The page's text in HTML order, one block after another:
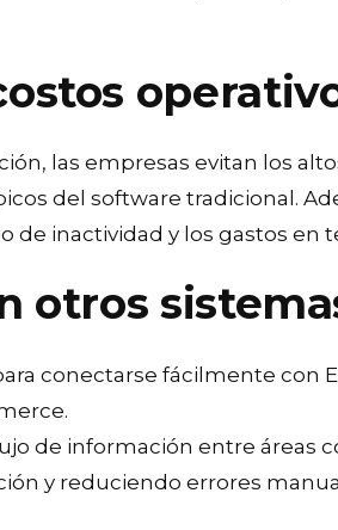
las empresas evitan los
del software tradicional.
de inactividad y los gastos en
otros
conectarse fácilmente con
de información entre áreas
y reduciendo errores